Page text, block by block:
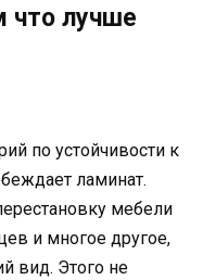
что лучше
по устойчивости к
ламинат.
мебели
и многое другое,
вид. Этого не